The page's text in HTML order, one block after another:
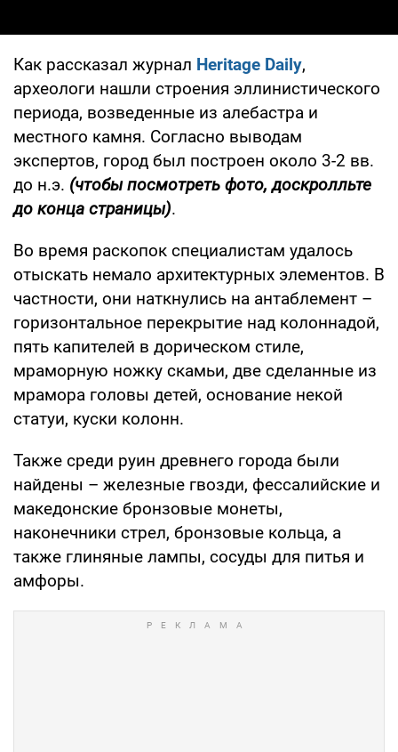
Как рассказал журнал Heritage Daily,
археологи нашли строения эллинистического
периода, возведенные из алебастра и
местного камня. Согласно выводам
экспертов, город был построен около 3-2 вв.
до н.э. (чтобы посмотреть фото, доскролльте
до конца страницы).
Во время раскопок специалистам удалось
отыскать немало архитектурных элементов. В
частности, они наткнулись на антаблемент –
горизонтальное перекрытие над колоннадой,
пять капителей в дорическом стиле,
мраморную ножку скамьи, две сделанные из
мрамора головы детей, основание некой
статуи, куски колонн.
Также среди руин древнего города были
найдены – железные гвозди, фессалийские и
македонские бронзовые монеты,
наконечники стрел, бронзовые кольца, а
также глиняные лампы, сосуды для питья и
амфоры.